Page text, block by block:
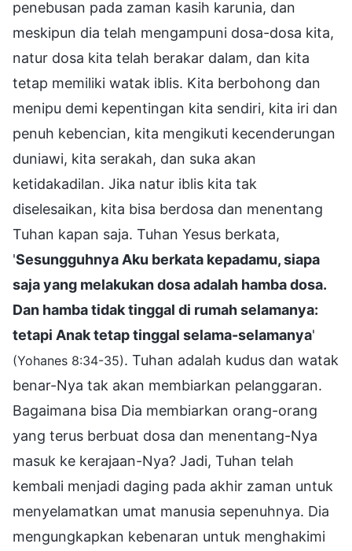
penebusan pada zaman kasih karunia, dan
meskipun dia telah mengampuni dosa-dosa kita,
natur dosa kita telah berakar dalam, dan kita
tetap memiliki watak iblis. Kita berbohong dan
menipu demi kepentingan kita sendiri, kita iri dan
penuh kebencian, kita mengikuti kecenderungan
duniawi, kita serakah, dan suka akan
ketidakadilan. Jika natur iblis kita tak
diselesaikan, kita bisa berdosa dan menentang
Tuhan kapan saja. Tuhan Yesus berkata,
'Sesungguhnya Aku berkata kepadamu, siapa
saja yang melakukan dosa adalah hamba dosa.
Dan hamba tidak tinggal di rumah selamanya:
tetapi Anak tetap tinggal selama-selamanya'
(Yohanes 8:34-35). Tuhan adalah kudus dan watak
benar-Nya tak akan membiarkan pelanggaran.
Bagaimana bisa Dia membiarkan orang-orang
yang terus berbuat dosa dan menentang-Nya
masuk ke kerajaan-Nya? Jadi, Tuhan telah
kembali menjadi daging pada akhir zaman untuk
menyelamatkan umat manusia sepenuhnya. Dia
mengungkapkan kebenaran untuk menghakimi